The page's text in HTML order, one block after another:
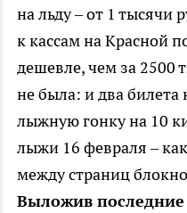
на льду – от 1 тысячи
к кассам на Красной
дешевле, чем за 2500
не была: и два
лыжную гонку на 10
лыжи 16 февраля –
между страниц
Выложив последние